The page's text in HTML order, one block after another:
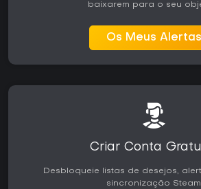
baixarem para o seu
Os Meus Alertas
Criar Conta
Desbloqueie listas de desejos,
sincronização Steam